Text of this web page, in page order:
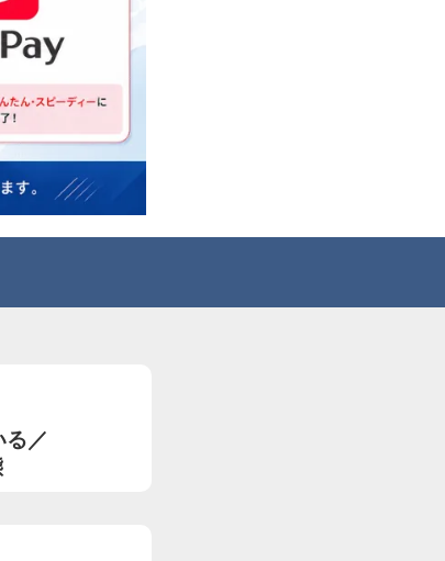
る／